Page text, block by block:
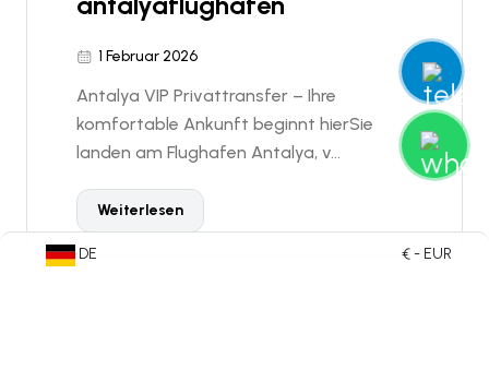
1 Februar 2026
Antalya VIP Privattransfer – Ihre
komfortable Ankunft beginnt hierSie
landen am Flughafen Antalya, v...
Weiterlesen
DE € - EUR